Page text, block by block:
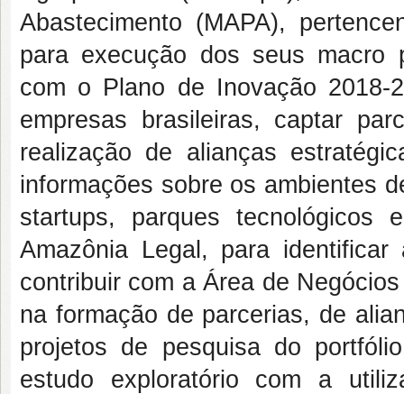
Abastecimento (MAPA),
para execução dos seus macro
com o Plano de Inovação 2018-
empresas brasileiras, captar
realização de alianças
informações sobre os ambientes
startups, parques tecnológicos
Amazônia Legal, para
contribuir com a Área de
na formação de parcerias, de
projetos de pesquisa do
estudo exploratório com a